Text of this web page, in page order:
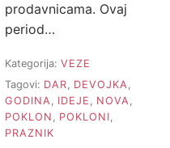
prodavnicama. Ovaj
period…
Kategorija: VEZE
Tagovi: DAR DEVOJKA
GODINA
IDEJE NOVA
POKLON
POKLONI
PRAZNIK